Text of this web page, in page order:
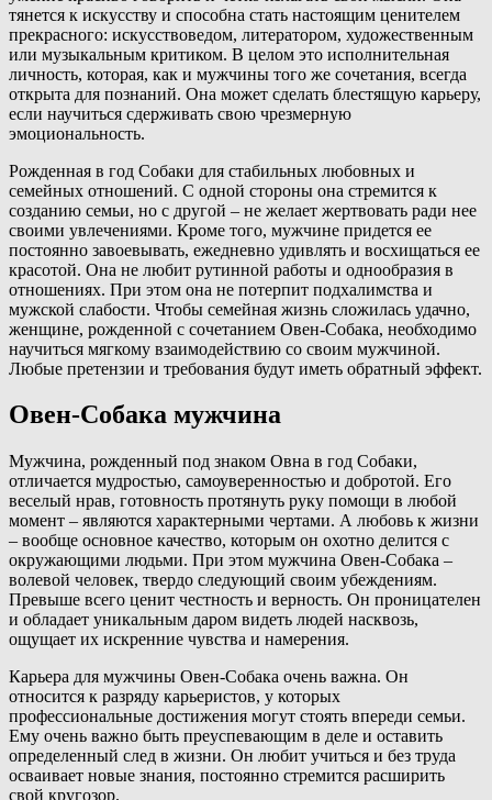
тянется к искусству и способна стать настоящим ценителем
прекрасного: искусствоведом, литератором, художественным
или музыкальным критиком. В целом это исполнительная
личность, которая, как и мужчины того же сочетания, всегда
открыта для познаний. Она может сделать блестящую карьеру,
если научиться сдерживать свою чрезмерную
эмоциональность.
Рожденная в год Собаки для стабильных любовных и
семейных отношений. С одной стороны она стремится к
созданию семьи, но с другой – не желает жертвовать ради нее
своими увлечениями. Кроме того, мужчине придется ее
постоянно завоевывать, ежедневно удивлять и восхищаться ее
красотой. Она не любит рутинной работы и однообразия в
отношениях. При этом она не потерпит подхалимства и
мужской слабости. Чтобы семейная жизнь сложилась удачно,
женщине, рожденной с сочетанием Овен-Собака, необходимо
научиться мягкому взаимодействию со своим мужчиной.
Любые претензии и требования будут иметь обратный эффект.
Овен-Собака мужчина
Мужчина, рожденный под знаком Овна в год Собаки,
отличается мудростью, самоуверенностью и добротой. Его
веселый нрав, готовность протянуть руку помощи в любой
момент – являются характерными чертами. А любовь к жизни
– вообще основное качество, которым он охотно делится с
окружающими людьми. При этом мужчина Овен-Собака –
волевой человек, твердо следующий своим убеждениям.
Превыше всего ценит честность и верность. Он проницателен
и обладает уникальным даром видеть людей насквозь,
ощущает их искренние чувства и намерения.
Карьера для мужчины Овен-Собака очень важна. Он
относится к разряду карьеристов, у которых
профессиональные достижения могут стоять впереди семьи.
Ему очень важно быть преуспевающим в деле и оставить
определенный след в жизни. Он любит учиться и без труда
осваивает новые знания, постоянно стремится расширить
свой кругозор.